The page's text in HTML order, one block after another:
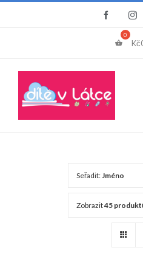
Facebook
Kč
Seřadit:Jméno
Zobrazit45